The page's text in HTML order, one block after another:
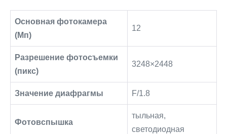
Основная фотокамера
(Мп)
12
Разрешение фотосъемки
(пикс)
3248×2448
Значение диафрагмы F/1.8
Фотовспышка
тыльная,
светодиодная